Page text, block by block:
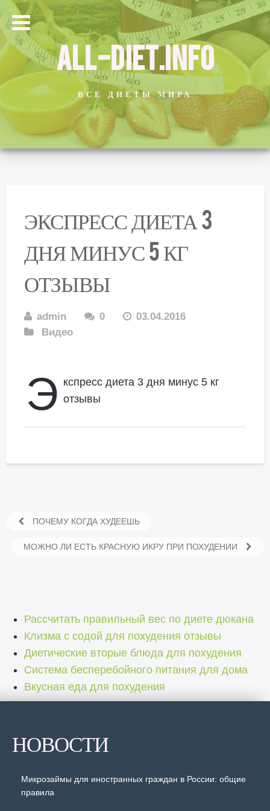
ALL-DIET.INFO
ВСЕ ДИЕТЫ МИРА
ЭКСПРЕСС ДИЕТА 3
ДНЯ МИНУС 5 КГ
ОТЗЫВЫ
admin 0
03.04.2016
Видео
Э кспресс диета 3 дня минус 5 кг
отзывы
ПОЧЕМУ КОГДА ХУДЕЕШЬ
МОЖНО ЛИ ЕСТЬ КРАСНУЮ ИКРУ ПРИ ПОХУДЕНИИ
Рассчитать правильный вес по диете дюкана
Клизма с содой для похудения отзывы
Диетические вторые блюда для похудения
Система бесперебойного питания для дома
Вкусная еда для похудения
НОВОСТИ
Микрозаймы для иностранных граждан в России: общие
правила